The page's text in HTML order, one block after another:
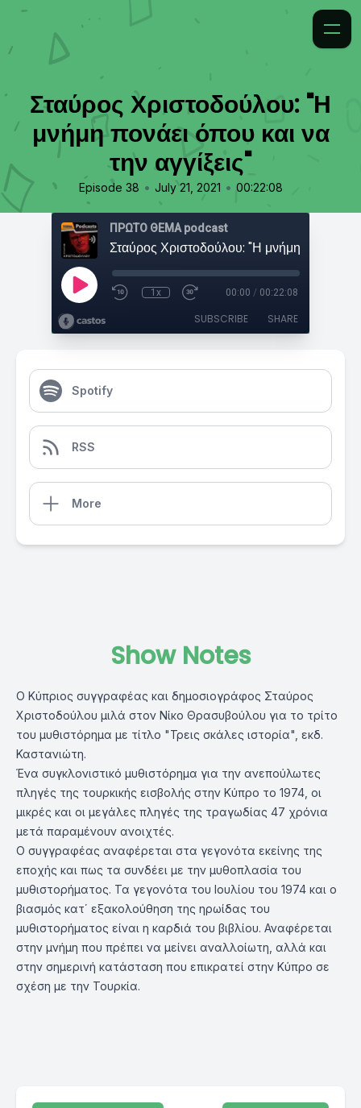
Σταύρος Χριστοδούλου: "Η
μνήμη πονάει όπου και να
την αγγίξεις"
Episode 38 • July 21, 2021 • 00:22:08
ΠΡΩΤΟ ΘΕΜΑ podcast
1x 00:00 / 00:22:08
SUBSCRIBE SHARE
Spotify
RSS
More
Show Notes
Ο Κύπριος συγγραφέας και δημοσιογράφος Σταύρος
Χριστοδούλου μιλά στον Νίκο Θρασυβούλου για το τρίτο
του μυθιστόρημα με τίτλο "Τρεις σκάλες ιστορία", εκδ.
Καστανιώτη.
Ένα συγκλονιστικό μυθιστόρημα για την ανεπούλωτες
πληγές της τουρκικής εισβολής στην Κύπρο το 1974, οι
μικρές και οι μεγάλες πληγές της τραγωδίας 47 χρόνια
μετά παραμένουν ανοιχτές.
Ο συγγραφέας αναφέρεται στα γεγονότα εκείνης της
εποχής και πως τα συνδέει με την μυθοπλασία του
μυθιστορήματος. Τα γεγονότα του Ιουλίου του 1974 και ο
βιασμός κατ΄ εξακολούθηση της ηρωίδας του
μυθιστορήματος είναι η καρδιά του βιβλίου. Αναφέρεται
στην μνήμη που πρέπει να μείνει αναλλοίωτη, αλλά και
στην σημερινή κατάσταση που επικρατεί στην Κύπρο σε
σχέση με την Τουρκία.